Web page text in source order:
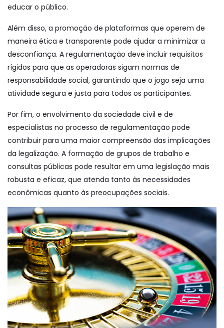
educar o público.
Além disso, a promoção de plataformas que operem de
maneira ética e transparente pode ajudar a minimizar a
desconfiança. A regulamentação deve incluir requisitos
rígidos para que as operadoras sigam normas de
responsabilidade social, garantindo que o jogo seja uma
atividade segura e justa para todos os participantes.
Por fim, o envolvimento da sociedade civil e de
especialistas no processo de regulamentação pode
contribuir para uma maior compreensão das implicações
da legalização. A formação de grupos de trabalho e
consultas públicas pode resultar em uma legislação mais
robusta e eficaz, que atenda tanto às necessidades
econômicas quanto às preocupações sociais.